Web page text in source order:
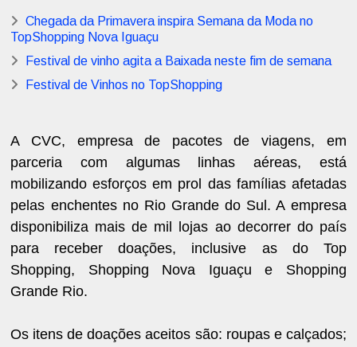
Chegada da Primavera inspira Semana da Moda no
TopShopping Nova Iguaçu
Festival de vinho agita a Baixada neste fim de semana
Festival de Vinhos no TopShopping
A CVC, empresa de pacotes de viagens, em
parceria com algumas linhas aéreas, está
mobilizando esforços em prol das famílias afetadas
pelas enchentes no Rio Grande do Sul. A empresa
disponibiliza mais de mil lojas ao decorrer do país
para receber doações, inclusive as do Top
Shopping, Shopping Nova Iguaçu e Shopping
Grande Rio.
Os itens de doações aceitos são: roupas e calçados;